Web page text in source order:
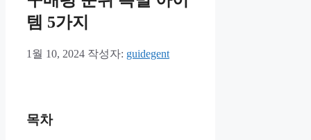
템 5가지
1월 10, 2024 작성자: guidegent
목차